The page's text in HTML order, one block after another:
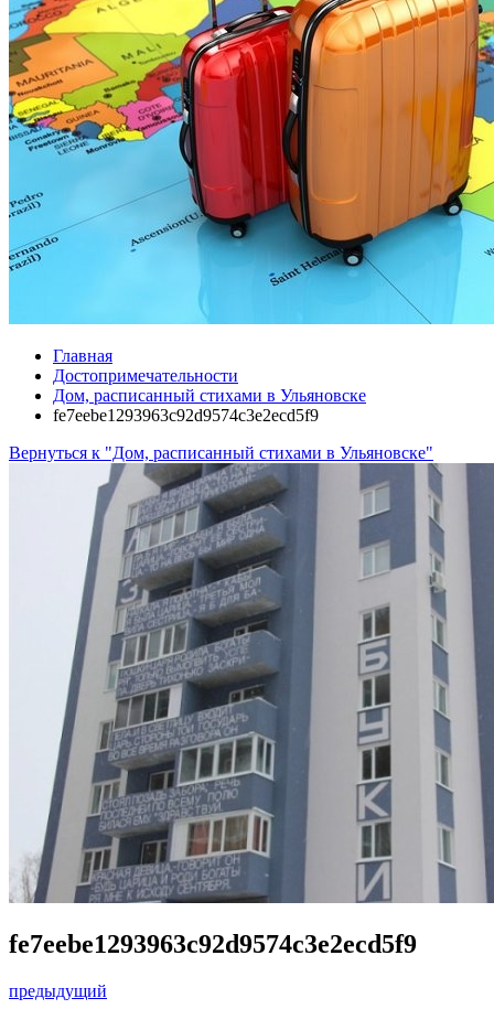
Главная
Достопримечательности
Дом, расписанный стихами в Ульяновске
fe7eebe1293963c92d9574c3e2ecd5f9
Вернуться к "Дом, расписанный стихами в Ульяновске"
fe7eebe1293963c92d9574c3e2ecd5f9
предыдущий